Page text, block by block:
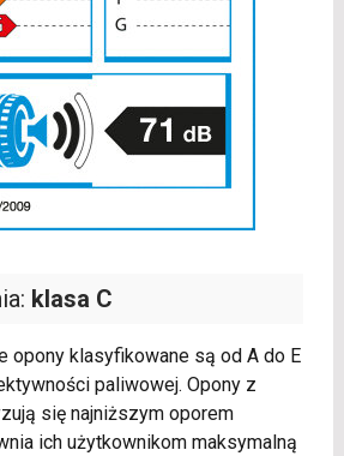
klasa C
opony klasyfikowane są od A do E
paliwowej. Opony z
się najniższym oporem
ich użytkownikom maksymalną